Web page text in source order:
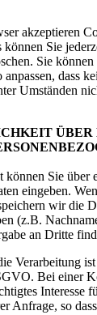
akzeptieren
können Sie
Sie
dass
Umständen
ÜBER
können Sie über
eingeben.
wir die
(z.B.
an Dritte
Verarbeitung
Bei einer
Interesse
Anfrage, so